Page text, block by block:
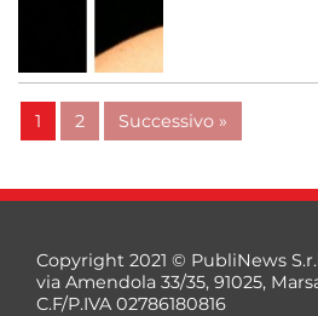
1 2 Successivo »
Copyright 2021 © PubliNews
via Amendola 33/35, 91025,
C.F/P.IVA 02786180816